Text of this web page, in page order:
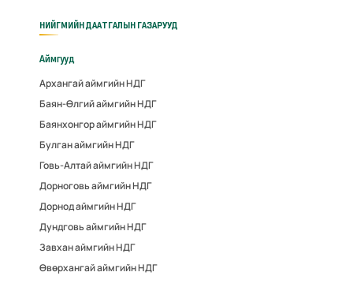
НИЙГМИЙН ДААТГАЛЫН ГАЗАРУУД
Аймгууд
Архангай аймгийн НДГ
Баян-Өлгий аймгийн НДГ
Баянхонгор аймгийн НДГ
Булган аймгийн НДГ
Говь-Алтай аймгийн НДГ
Дорноговь аймгийн НДГ
Дорнод аймгийн НДГ
Дундговь аймгийн НДГ
Завхан аймгийн НДГ
Өвөрхангай аймгийн НДГ